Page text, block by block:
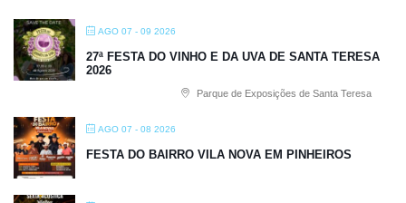
AGO 07 - 09 2026
27ª FESTA DO VINHO E DA UVA DE SANTA TERESA
2026
Parque de Exposições de Santa Teresa
AGO 07 - 08 2026
FESTA DO BAIRRO VILA NOVA EM PINHEIROS